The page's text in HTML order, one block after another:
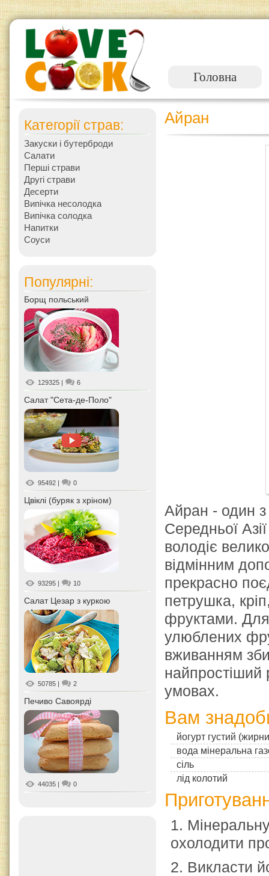
Головна
Категорії страв:
Закуски і бутерброди
Салати
Перші страви
Другі страви
Десерти
Випічка несолодка
Випічка солодка
Напитки
Соуси
Популярні:
Борщ польський
129325 | 6
Салат "Сета-де-Поло"
95492 | 0
Цвіклі (буряк з хріном)
93295 | 10
Салат Цезар з куркою
50785 | 2
Печиво Савоярді
44035 | 0
Айран
Айран - один з
Середньої
володіє
відмінним
прекрасно
петрушка,
фруктами. Для
улюблених
вживанням
найпростіший
умовах.
Вам
йогурт густий
вода мінеральна
сіль
лід колотий
1.
охолодити
2. Викласти